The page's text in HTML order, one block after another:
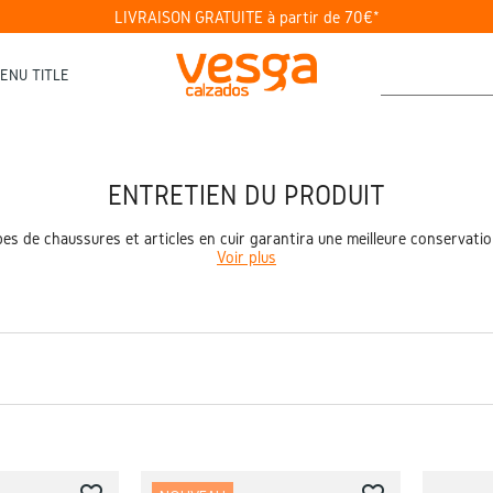
LIVRAISON GRATUITE à partir de 70€*
TITLE
ENTRETIEN DU PRODUIT
de chaussures et articles en cuir garantira une meilleure
Voir plus